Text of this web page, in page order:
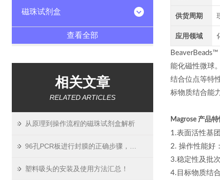
磁珠试剂盒
查看全部
相关文章
RELATED ARTICLES
从原理到操作流程的磁珠试剂盒解析
塑料吸头的安装及使用方法汇总！
供货周期
应用领域
能化磁性微球
结合位点等特
标物质结合能
Magrose 产品特
1.表面活性基
2. 操作性能好
3.稳定性及批
4.目标物质结